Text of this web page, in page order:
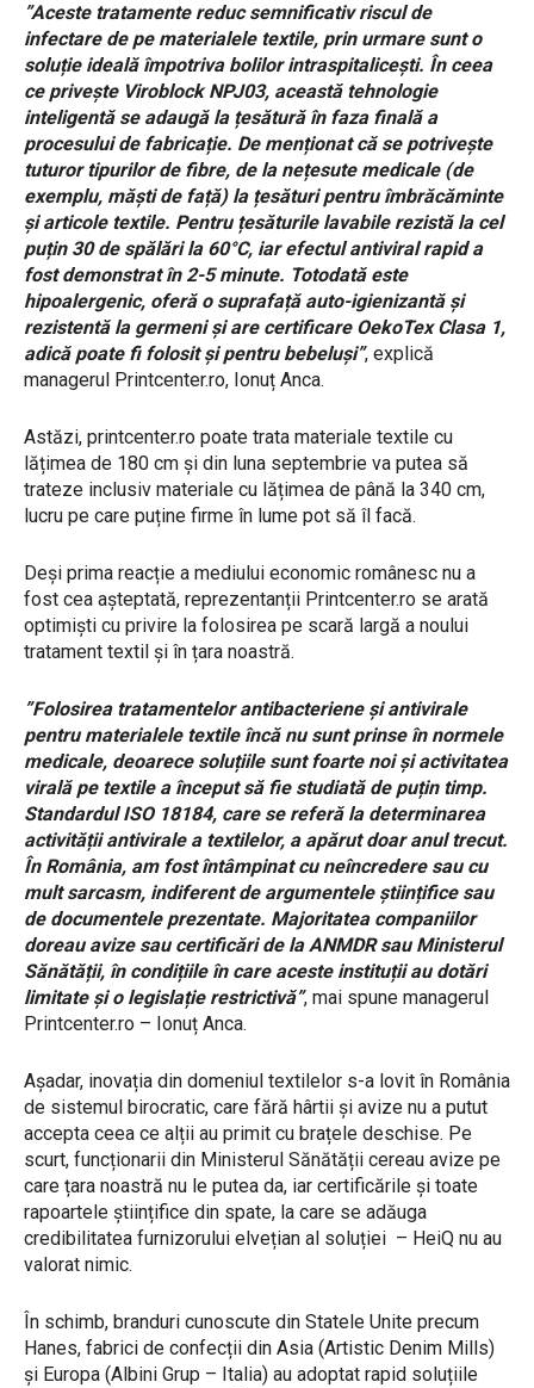
”Aceste tratamente reduc semnificativ riscul de
infectare de pe materialele textile, prin urmare sunt o
soluție ideală împotriva bolilor intraspitalicești. În ceea
ce privește Viroblock NPJ03, această tehnologie
inteligentă se adaugă la țesătură în faza finală a
procesului de fabricație. De menționat că se potrivește
tuturor tipurilor de fibre, de la nețesute medicale (de
exemplu, măști de față) la țesături pentru îmbrăcăminte
și articole textile. Pentru țesăturile lavabile rezistă la cel
puțin 30 de spălări la 60°C, iar efectul antiviral rapid a
fost demonstrat în 2-5 minute. Totodată este
hipoalergenic, oferă o suprafață auto-igienizantă și
rezistentă la germeni și are certificare OekoTex Clasa 1,
adică poate fi folosit și pentru bebeluși”, explică
managerul Printcenter.ro, Ionuț Anca.
Astăzi, printcenter.ro poate trata materiale textile cu
lățimea de 180 cm și din luna septembrie va putea să
trateze inclusiv materiale cu lățimea de până la 340 cm,
lucru pe care puține firme în lume pot să îl facă.
Deși prima reacție a mediului economic românesc nu a
fost cea așteptată, reprezentanții Printcenter.ro se arată
optimiști cu privire la folosirea pe scară largă a noului
tratament textil și în țara noastră.
”Folosirea tratamentelor antibacteriene și antivirale
pentru materialele textile încă nu sunt prinse în normele
medicale, deoarece soluțiile sunt foarte noi și activitatea
virală pe textile a început să fie studiată de puțin timp.
Standardul ISO 18184, care se referă la determinarea
activității antivirale a textilelor, a apărut doar anul trecut.
În România, am fost întâmpinat cu neîncredere sau cu
mult sarcasm, indiferent de argumentele științifice sau
de documentele prezentate. Majoritatea companiilor
doreau avize sau certificări de la ANMDR sau Ministerul
Sănătății, în condițiile în care aceste instituții au dotări
limitate și o legislație restrictivă”, mai spune managerul
Printcenter.ro – Ionuț Anca.
Așadar, inovația din domeniul textilelor s-a lovit în România
de sistemul birocratic, care fără hârtii și avize nu a putut
accepta ceea ce alții au primit cu brațele deschise. Pe
scurt, funcționarii din Ministerul Sănătății cereau avize pe
care țara noastră nu le putea da, iar certificările și toate
rapoartele științifice din spate, la care se adăuga
credibilitatea furnizorului elvețian al soluției – HeiQ nu au
valorat nimic.
În schimb, branduri cunoscute din Statele Unite precum
Hanes, fabrici de confecții din Asia (Artistic Denim Mills)
și Europa (Albini Grup – Italia) au adoptat rapid soluțiile